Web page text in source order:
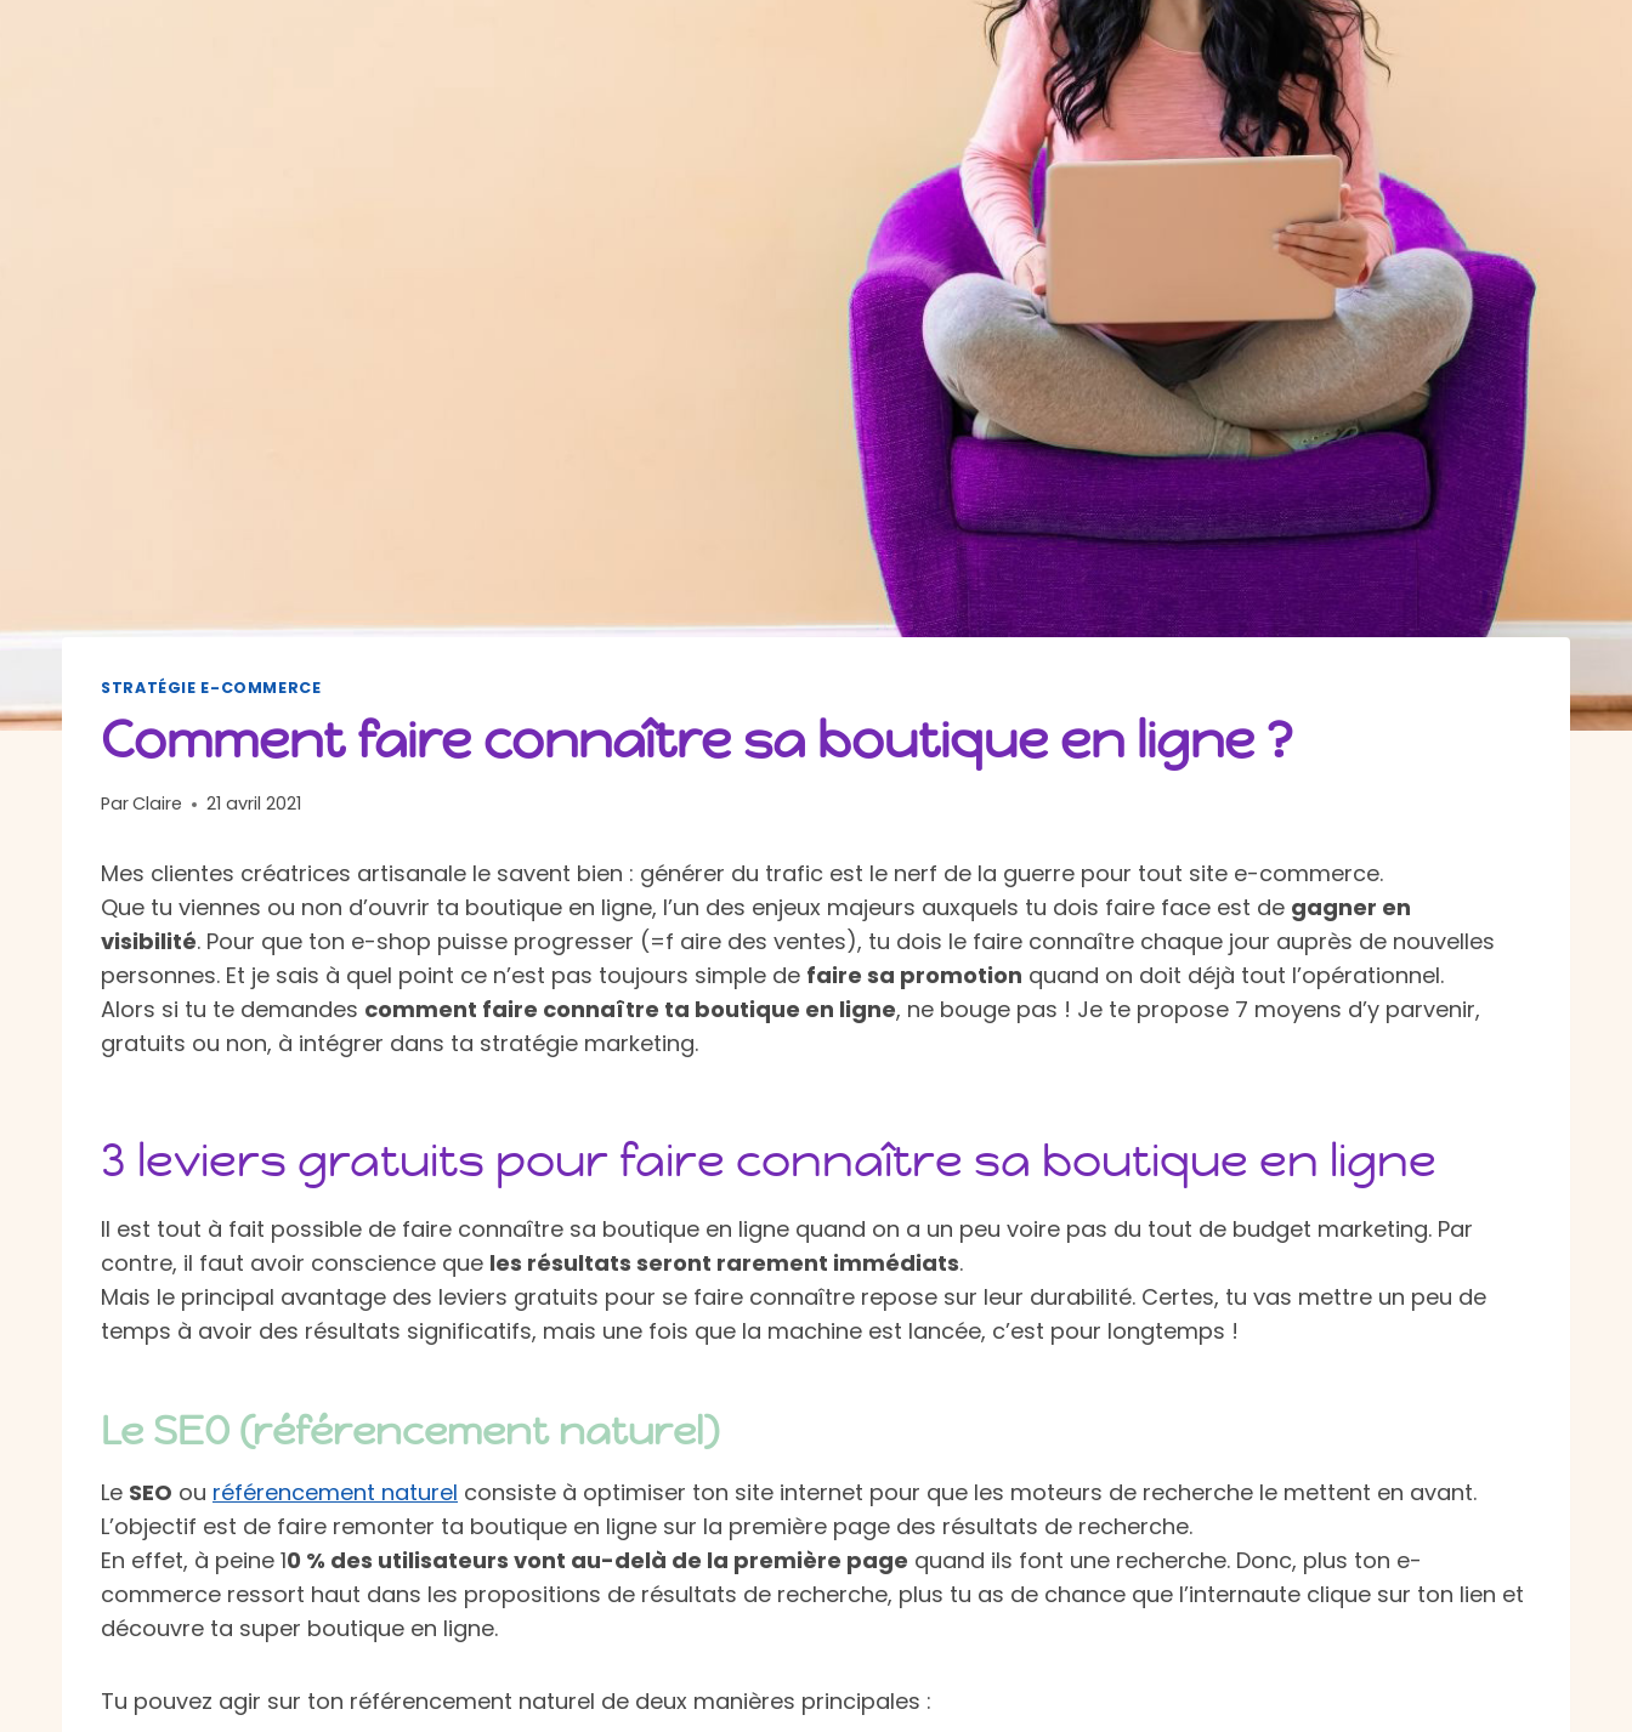
STRATÉGIE E-COMMERCE
Comment faire connaître sa boutique en ligne ?
ParClaire 21 avril 2021
Mes clientes créatrices artisanale le savent bien : générer du trafic est le nerf de la guerre pour tout site e-commerce.
Que tu viennes ou non d’ouvrir ta boutique en ligne, l’un des enjeux majeurs auxquels tu dois faire face est de gagner en
visibilité. Pour que ton e-shop puisse progresser (=f aire des ventes), tu dois le faire connaître chaque jour auprès de nouvelles
personnes. Et je sais à quel point ce n’est pas toujours simple de faire sa promotion quand on doit déjà tout l’opérationnel.
Alors si tu te demandes comment faire connaître ta boutique en ligne, ne bouge pas ! Je te propose 7 moyens d’y parvenir,
gratuits ou non, à intégrer dans ta stratégie marketing.
3 leviers gratuits pour faire connaître sa boutique en ligne
Il est tout à fait possible de faire connaître sa boutique en ligne quand on a un peu voire pas du tout de budget marketing. Par
contre, il faut avoir conscience que les résultats seront rarement immédiats.
Mais le principal avantage des leviers gratuits pour se faire connaître repose sur leur durabilité. Certes, tu vas mettre un peu de
temps à avoir des résultats significatifs, mais une fois que la machine est lancée, c’est pour longtemps !
Le SEO (référencement naturel)
Le SEO ou référencement naturel consiste à optimiser ton site internet pour que les moteurs de recherche le mettent en avant.
L’objectif est de faire remonter ta boutique en ligne sur la première page des résultats de recherche.
En effet, à peine 10 % des utilisateurs vont au-delà de la première page quand ils font une recherche. Donc, plus ton e-
commerce ressort haut dans les propositions de résultats de recherche, plus tu as de chance que l’internaute clique sur ton lien et
découvre ta super boutique en ligne.
Tu pouvez agir sur ton référencement naturel de deux manières principales :